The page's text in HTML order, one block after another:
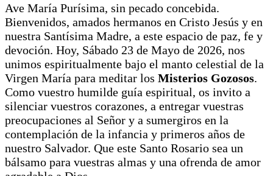
Ave María Purísima, sin pecado concebida.
Bienvenidos, amados hermanos en Cristo Jesús y en
nuestra Santísima Madre, a este espacio de paz, fe y
devoción. Hoy, Sábado 23 de Mayo de 2026, nos
unimos espiritualmente bajo el manto celestial de la
Virgen María para meditar los Misterios Gozosos.
Como vuestro humilde guía espiritual, os invito a
silenciar vuestros corazones, a entregar vuestras
preocupaciones al Señor y a sumergiros en la
contemplación de la infancia y primeros años de
nuestro Salvador. Que este Santo Rosario sea un
bálsamo para vuestras almas y una ofrenda de amor